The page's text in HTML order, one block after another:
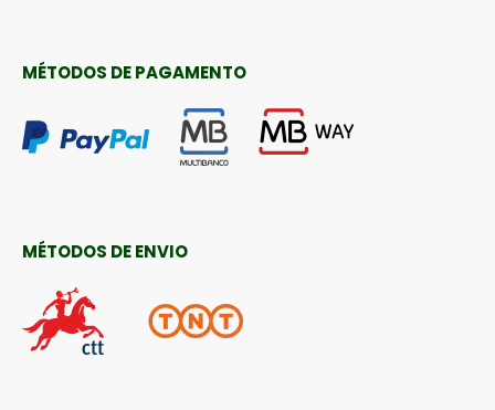
MÉTODOS DE PAGAMENTO
MÉTODOS DE ENVIO